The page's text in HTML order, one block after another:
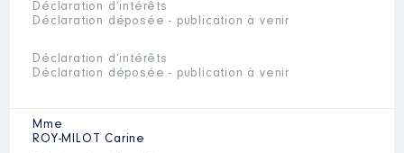
Déclaration d’intérêts
Déclaration déposée - publication à venir
Déclaration d’intérêts
Déclaration déposée - publication à venir
Mme
ROY-MILOT Carine